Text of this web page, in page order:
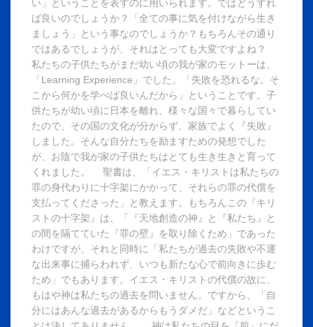
い」ということを表すのに用いられます。ではどうすれ
ば良いのでしょうか？「全ての事に気を付けながら生き
ましょう」という事なのでしょうか？もちろんその通り
ではあるでしょうが、それはとっても大変ですよね？
私たちの子供たちがまだ幼い頃の我が家のモットーは、
「Learning Experience」でした。「失敗を恐れるな。そ
こから何かを学べば良いんだから」ということです。子
供たちが幼い頃に日本を離れ、様々な国々で暮らしてい
たので、その国の文化が分からず、家族でよく『失敗』
しました。そんな自分たちを励ますための発想でした
が、お陰で我が家の子供たちはとても生き生きと育って
くれました。 聖書は、「イエス・キリストは私たちの
罪の身代わりに十字架にかかって、それらの罪の代償を
支払ってくださった」と教えます。もちろんこの『キリ
ストの十字架』は、「『天地創造の神』と『私たち』と
の間を隔てていた『罪の壁』を取り除くため」であった
わけですが、それと同時に「私たちが過去の失敗や不運
な出来事に捕らわれず、いつも新たな心で前向きに歩む
ため」でもあります。イエス・キリストの代償の故に、
もはや神は私たちの過去を問いません。ですから、「自
分にはあんな過去があるからもうダメだ」などというこ